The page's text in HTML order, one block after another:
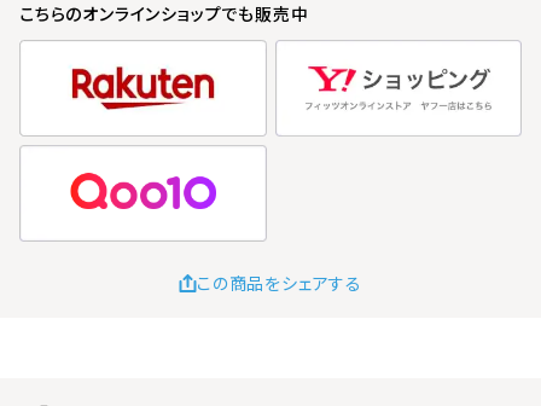
こちらのオンラインショップでも販売中
この商品をシェアする